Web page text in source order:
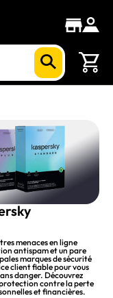
menaces en ligne
antispam et un pare
marques de sécurité
client fiable pour vous
danger. Découvrez
protection contre la perte
et financières.